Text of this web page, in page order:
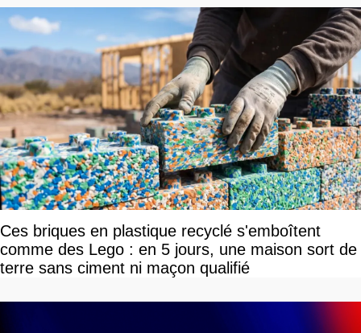
Ces briques en plastique recyclé s'emboîtent
comme des Lego : en 5 jours, une maison sort de
terre sans ciment ni maçon qualifié